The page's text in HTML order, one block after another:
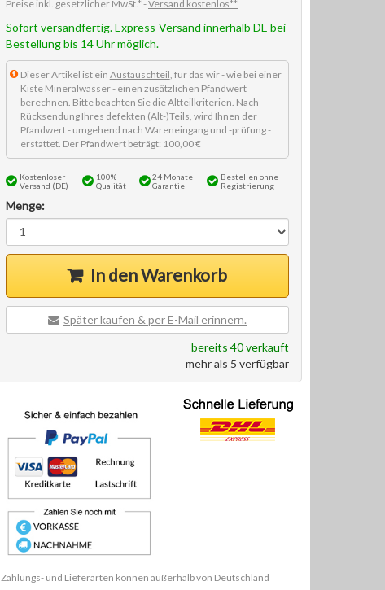
Preise inkl. gesetzlicher MwSt.* -Versand kostenlos**
Sofort versandfertig. Express-Versand innerhalb DE bei
Bestellung bis 14 Uhr möglich.
Dieser Artikel ist ein Austauschteil, für das wir - wie bei einer
Kiste Mineralwasser - einen zusätzlichen Pfandwert
berechnen. Bitte beachten Sie dieAltteilkriterien. Nach
Rücksendung Ihres defekten (Alt-)Teils, wird Ihnen der
Pfandwert - umgehend nach Wareneingang und -prüfung -
erstattet. Der Pfandwert beträgt: 100,00 €
Kostenloser
Versand (DE)
100%
Qualität
24 Monate
Garantie
Bestellen ohne
Registrierung
Menge:
In den Warenkorb
Später kaufen & per E-Mail erinnern.
bereits 40 verkauft
mehr als 5 verfügbar
Zahlungs- und Lieferarten können außerhalb von Deutschland